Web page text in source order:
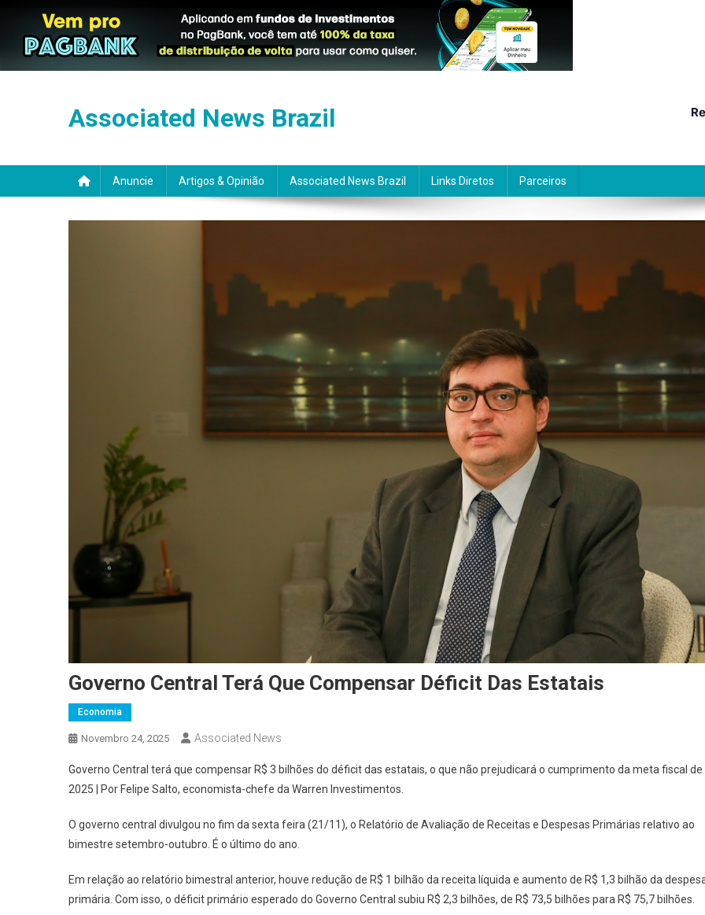
Associated News Brazil
Anuncie Artigos & Opinião Associated News Brazil Links Diretos Parceiros
Governo Central Terá Que Compensar Déficit Das Estatais
Economia
Novembro 24, 2025 Associated News
Governo Central terá que compensar R$ 3 bilhões do déficit das estatais, o que não prejudicará o cumprimento da meta fiscal de
2025 | Por Felipe Salto, economista-chefe da Warren Investimentos.
O governo central divulgou no fim da sexta feira (21/11), o Relatório de Avaliação de Receitas e Despesas Primárias relativo ao
bimestre setembro-outubro. É o último do ano.
Em relação ao relatório bimestral anterior, houve redução de R$ 1 bilhão da receita líquida e aumento de R$ 1,3 bilhão da
primária. Com isso, o déficit primário esperado do Governo Central subiu R$ 2,3 bilhões, de R$ 73,5 bilhões para R$ 75,7 bilhões.